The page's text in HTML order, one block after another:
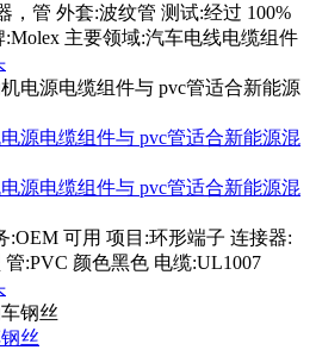
，管 外套:波纹管 测试:经过 100%
主要领域:汽车电线电缆组件
源电缆组件与 pvc管适合新能源混
源电缆组件与 pvc管适合新能源混
:OEM 可用 项目:环形端子 连接器:
:PVC 颜色黑色 电缆:UL1007
丝